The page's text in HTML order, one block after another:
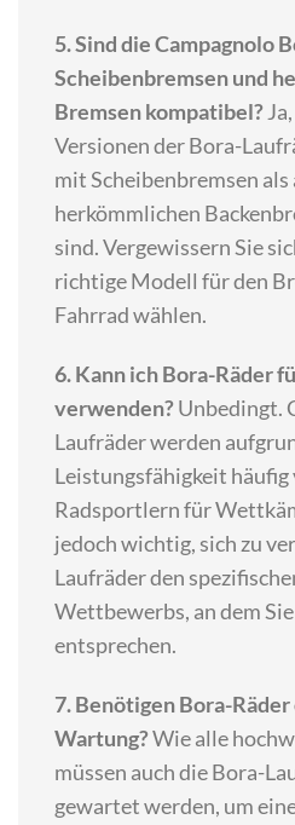
5. Sind die Campagnolo
Scheibenbremsen und
Bremsen kompatibel?
Versionen der Bora-
mit Scheibenbremsen als
herkömmlichen
sind. Vergewissern Sie
richtige Modell für den
Fahrrad wählen.
6. Kann ich Bora-Räder
verwenden? Unbedingt.
Laufräder werden
Leistungsfähigkeit
Radsportlern für
jedoch wichtig, sich zu
Laufräder den
Wettbewerbs, an dem
entsprechen.
7. Benötigen Bora-
Wartung?Wie alle
müssen auch die Bora-
gewartet werden, um